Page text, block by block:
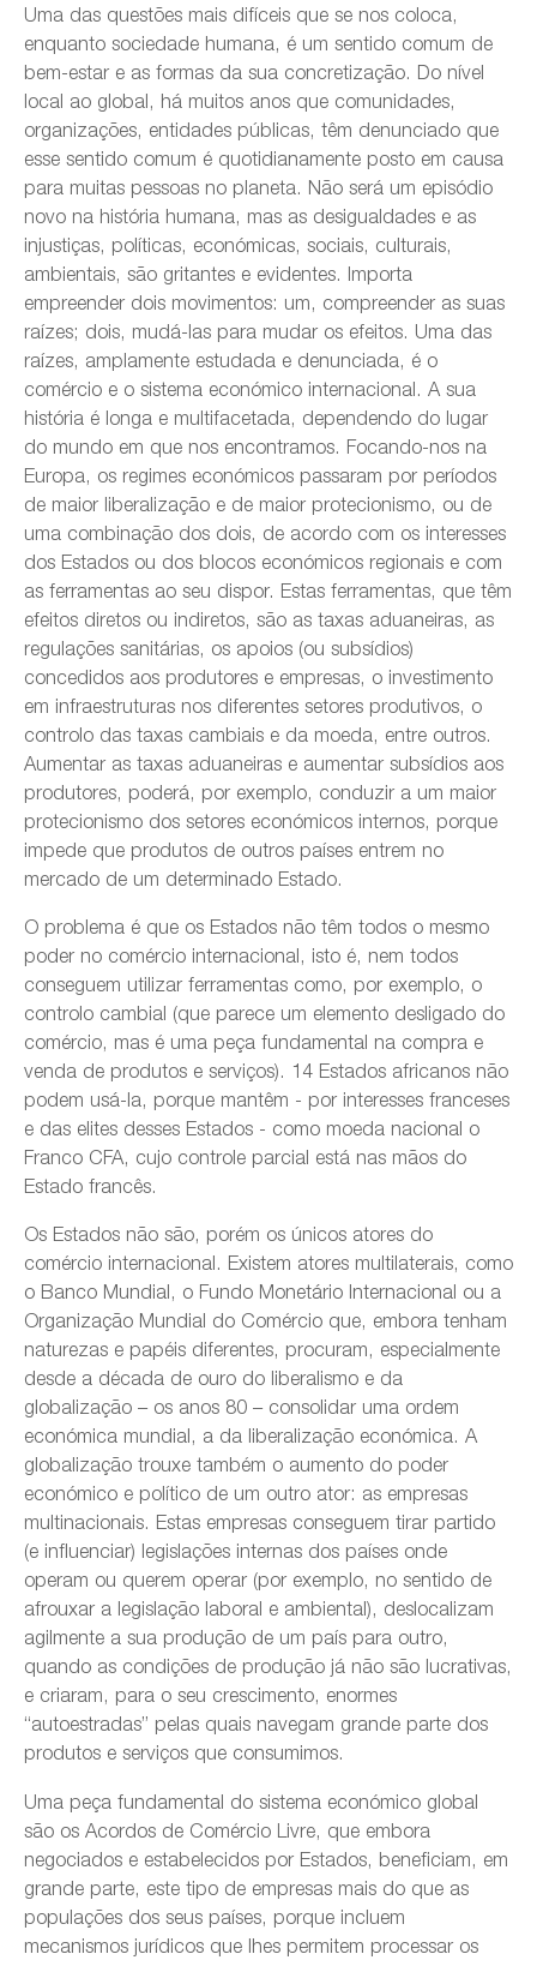
Uma das questões mais difíceis que se nos coloca,
enquanto sociedade humana, é um sentido comum de
bem-estar e as formas da sua concretização. Do nível
local ao global, há muitos anos que comunidades,
organizações, entidades públicas, têm denunciado que
esse sentido comum é quotidianamente posto em causa
para muitas pessoas no planeta. Não será um episódio
novo na história humana, mas as desigualdades e as
injustiças, políticas, económicas, sociais, culturais,
ambientais, são gritantes e evidentes. Importa
empreender dois movimentos: um, compreender as suas
raízes; dois, mudá-las para mudar os efeitos. Uma das
raízes, amplamente estudada e denunciada, é o
comércio e o sistema económico internacional. A sua
história é longa e multifacetada, dependendo do lugar
do mundo em que nos encontramos. Focando-nos na
Europa, os regimes económicos passaram por períodos
de maior liberalização e de maior protecionismo, ou de
uma combinação dos dois, de acordo com os interesses
dos Estados ou dos blocos económicos regionais e com
as ferramentas ao seu dispor. Estas ferramentas, que têm
efeitos diretos ou indiretos, são as taxas aduaneiras, as
regulações sanitárias, os apoios (ou subsídios)
concedidos aos produtores e empresas, o investimento
em infraestruturas nos diferentes setores produtivos, o
controlo das taxas cambiais e da moeda, entre outros.
Aumentar as taxas aduaneiras e aumentar subsídios aos
produtores, poderá, por exemplo, conduzir a um maior
protecionismo dos setores económicos internos, porque
impede que produtos de outros países entrem no
mercado de um determinado Estado.
O problema é que os Estados não têm todos o mesmo
poder no comércio internacional, isto é, nem todos
conseguem utilizar ferramentas como, por exemplo, o
controlo cambial (que parece um elemento desligado do
comércio, mas é uma peça fundamental na compra e
venda de produtos e serviços). 14 Estados africanos não
podem usá-la, porque mantêm - por interesses franceses
e das elites desses Estados - como moeda nacional o
Franco CFA, cujo controle parcial está nas mãos do
Estado francês.
Os Estados não são, porém os únicos atores do
comércio internacional. Existem atores multilaterais, como
o Banco Mundial, o Fundo Monetário Internacional ou a
Organização Mundial do Comércio que, embora tenham
naturezas e papéis diferentes, procuram, especialmente
desde a década de ouro do liberalismo e da
globalização – os anos 80 – consolidar uma ordem
económica mundial, a da liberalização económica. A
globalização trouxe também o aumento do poder
económico e político de um outro ator: as empresas
multinacionais. Estas empresas conseguem tirar partido
(e influenciar) legislações internas dos países onde
operam ou querem operar (por exemplo, no sentido de
afrouxar a legislação laboral e ambiental), deslocalizam
agilmente a sua produção de um país para outro,
quando as condições de produção já não são lucrativas,
e criaram, para o seu crescimento, enormes
“autoestradas” pelas quais navegam grande parte dos
produtos e serviços que consumimos.
Uma peça fundamental do sistema económico global
são os Acordos de Comércio Livre, que embora
negociados e estabelecidos por Estados, beneficiam, em
grande parte, este tipo de empresas mais do que as
populações dos seus países, porque incluem
mecanismos jurídicos que lhes permitem processar os